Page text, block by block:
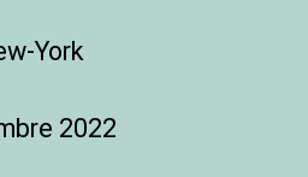
2022
York